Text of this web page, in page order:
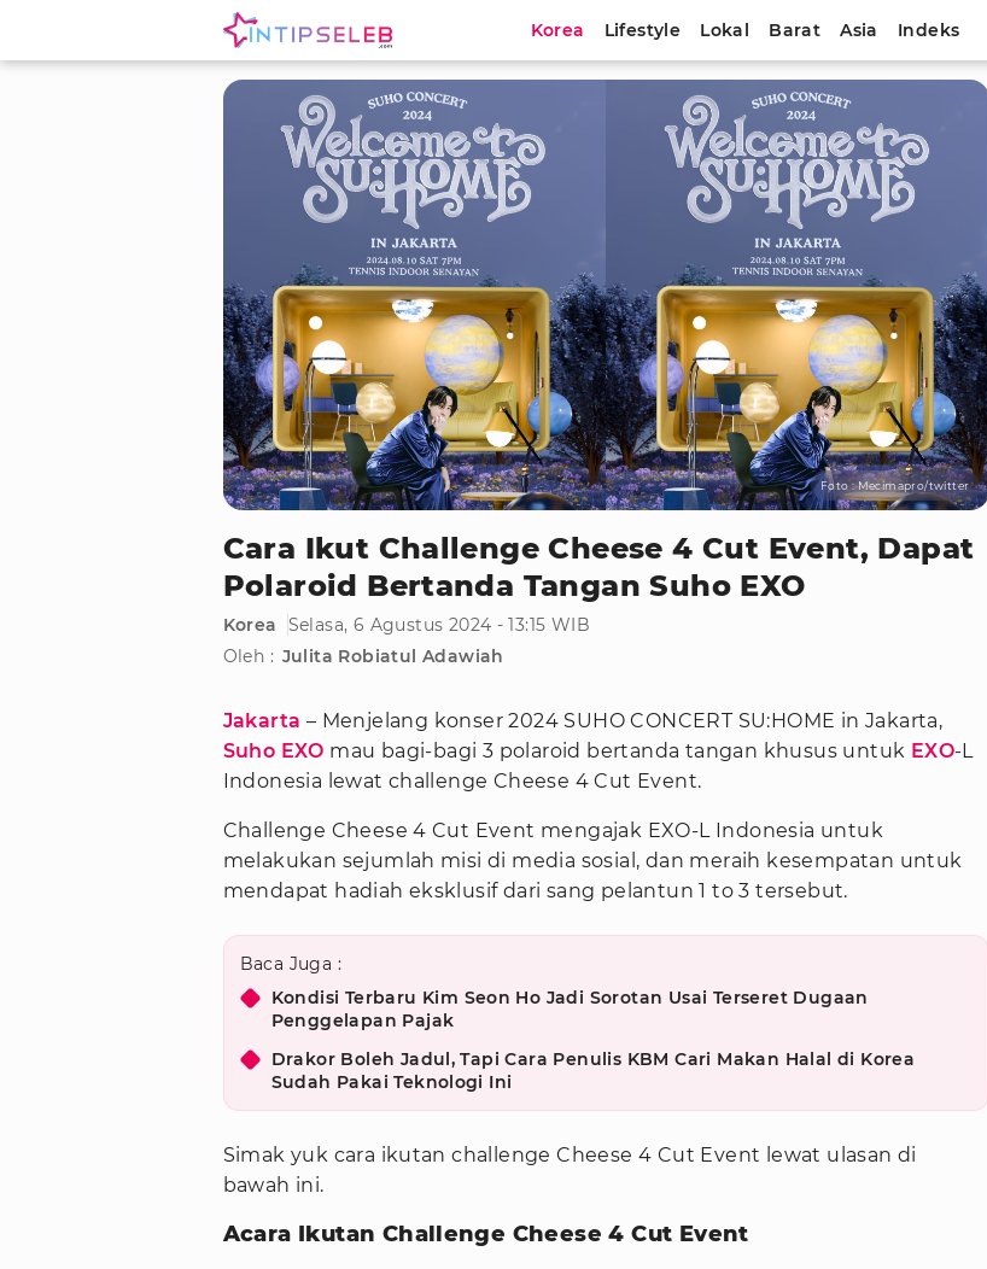
Korea Lifestyle Lokal Barat Asia Indeks
Foto : Mecimapro/twitter
Cara Ikut Challenge Cheese 4 Cut Event, Dapat
Polaroid Bertanda Tangan Suho EXO
Korea
Selasa, 6 Agustus 2024 - 13:15 WIB
Oleh : Julita Robiatul Adawiah
Jakarta – Menjelang konser 2024 SUHO CONCERT SU:HOME in Jakarta,
Suho EXO mau bagi-bagi 3 polaroid bertanda tangan khusus untuk EXO-L
Indonesia lewat challenge Cheese 4 Cut Event.
Challenge Cheese 4 Cut Event mengajak EXO-L Indonesia untuk
melakukan sejumlah misi di media sosial, dan meraih kesempatan untuk
mendapat hadiah eksklusif dari sang pelantun 1 to 3 tersebut.
Baca Juga :
Kondisi Terbaru Kim Seon Ho Jadi Sorotan Usai Terseret Dugaan
Penggelapan Pajak
Drakor Boleh Jadul, Tapi Cara Penulis KBM Cari Makan Halal di Korea
Sudah Pakai Teknologi Ini
Simak yuk cara ikutan challenge Cheese 4 Cut Event lewat ulasan di
bawah ini.
Acara Ikutan Challenge Cheese 4 Cut Event